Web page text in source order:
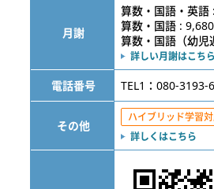
月謝
算数・国語・英語
算数・国語 :
算数・国語（幼児
詳しい月謝はこちら
電話番号 TEL1：080-3193-
その他
ハイブリッド学習
詳しくはこちら